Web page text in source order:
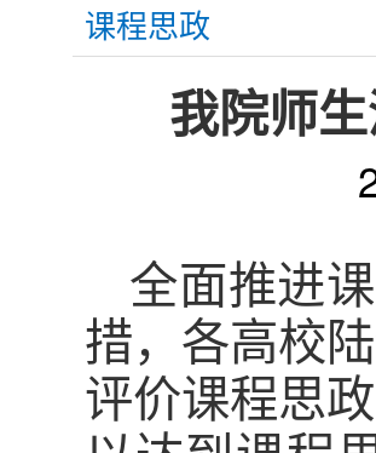
课程思政
我院师
全面推进
措，各高校
评价课程思